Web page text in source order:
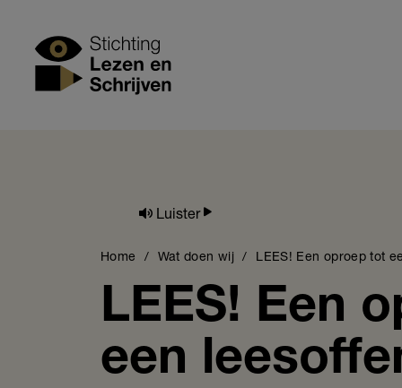
Stichting Lezen
Luister
Breadcrumb
Home Wat doen wij LEES! Een oproep tot
LEES! Een
een